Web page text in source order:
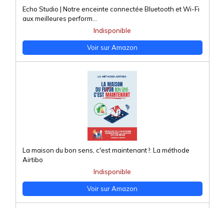
Echo Studio | Notre enceinte connectée Bluetooth et Wi-Fi
aux meilleures perform...
Indisponible
Voir sur Amazon
La maison du bon sens, c'est maintenant !: La méthode
Airtibo
Indisponible
Voir sur Amazon